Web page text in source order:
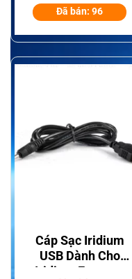
Đàm Dòng IC-
F1000/F2000
Đã bán: 96
Cáp Sạc Iridium
USB Dành Cho
Iridium Extreme